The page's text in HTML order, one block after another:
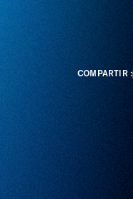
COMPARTIR :